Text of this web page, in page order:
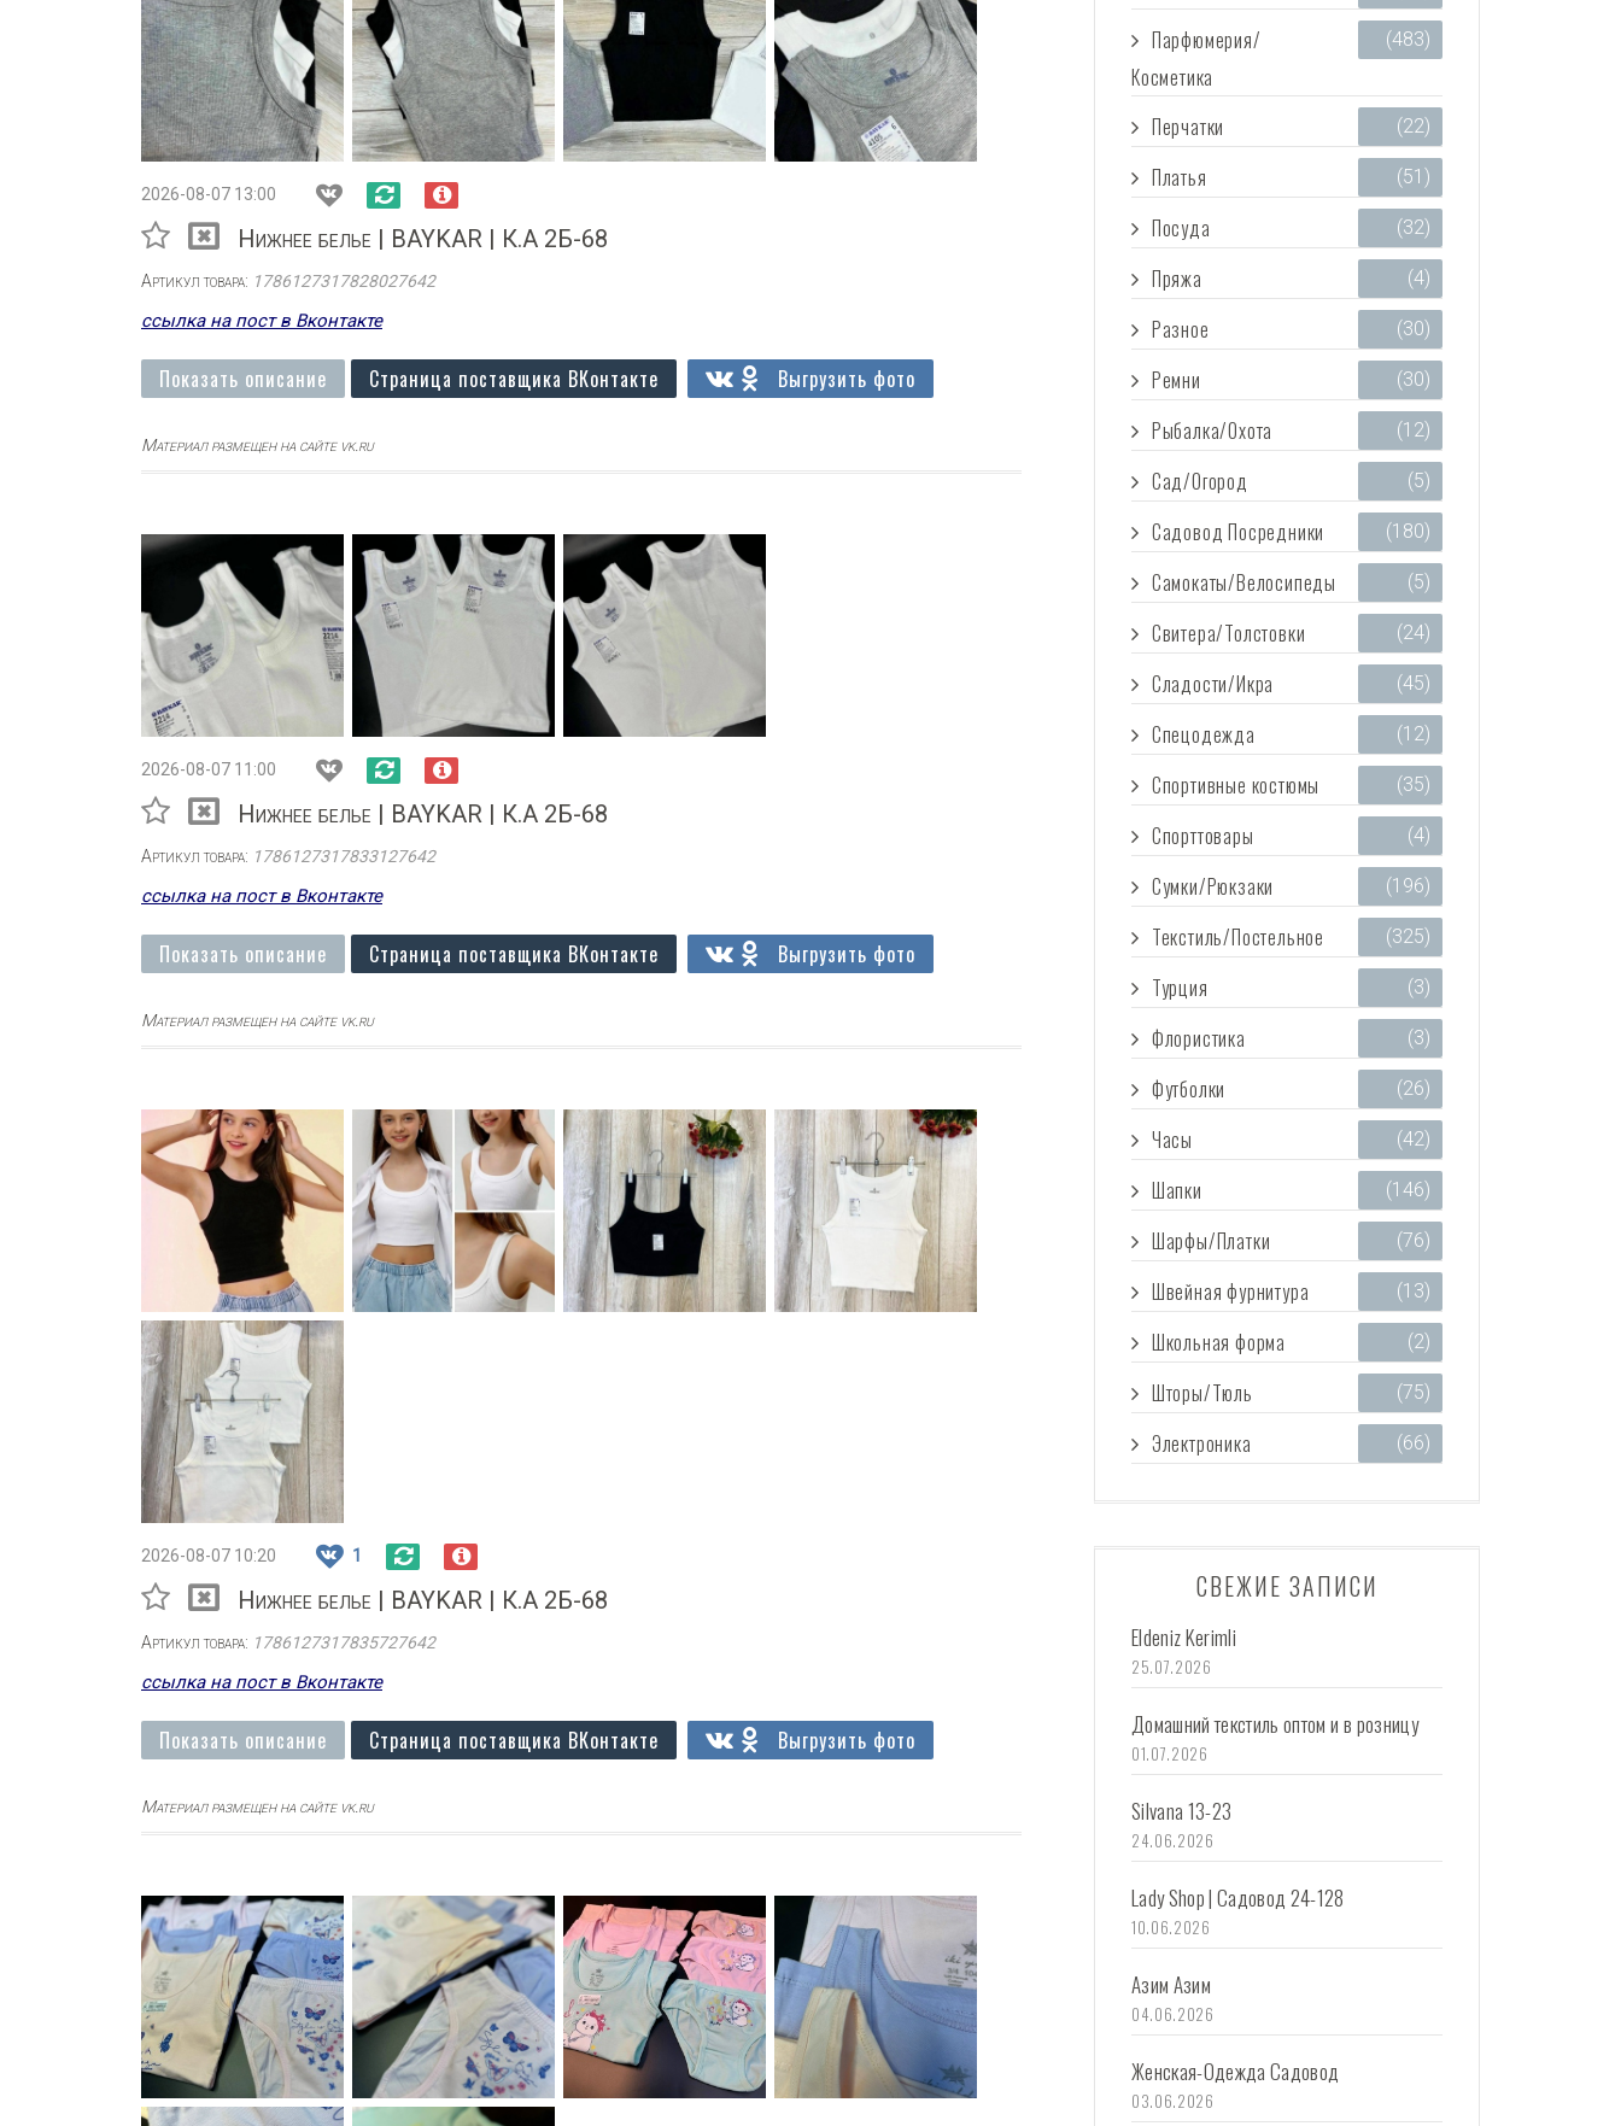
2026-08-07 13:00
Нижнее белье | BAYKAR | К.А 2Б-68
Артикул товара: 1786127317828027642
ссылка на пост в Вконтакте
Показать описание Страница поставщика ВКонтакте Выгрузить фото
Материал размещен на сайте vk.ru
2026-08-07 11:00
Нижнее белье | BAYKAR | К.А 2Б-68
Артикул товара: 1786127317833127642
ссылка на пост в Вконтакте
Показать описание Страница поставщика ВКонтакте Выгрузить фото
Материал размещен на сайте vk.ru
2026-08-07 10:20 1
Нижнее белье | BAYKAR | К.А 2Б-68
Артикул товара: 1786127317835727642
ссылка на пост в Вконтакте
Показать описание Страница поставщика ВКонтакте Выгрузить фото
Материал размещен на сайте vk.ru
Парфюмерия/
Косметика
(483)
Перчатки (22)
Платья (51)
Посуда (32)
Пряжа (4)
Разное (30)
Ремни (30)
Рыбалка/Охота (12)
Сад/Огород (5)
Садовод Посредники (180)
Самокаты/Велосипеды (5)
Свитера/Толстовки (24)
Сладости/Икра (45)
Спецодежда (12)
Спортивные костюмы (35)
Спорттовары (4)
Сумки/Рюкзаки (196)
Текстиль/Постельное (325)
Турция (3)
Флористика (3)
Футболки (26)
Часы (42)
Шапки (146)
Шарфы/Платки (76)
Швейная фурнитура (13)
Школьная форма (2)
Шторы/Тюль (75)
Электроника (66)
СВЕЖИЕ ЗАПИСИ
Eldeniz Kerimli
25.07.2026
Домашний текстиль оптом и в розницу
01.07.2026
Silvana 13-23
24.06.2026
Lady Shop | Садовод 24-128
10.06.2026
Азим Азим
04.06.2026
Женская-Одежда Садовод
03.06.2026